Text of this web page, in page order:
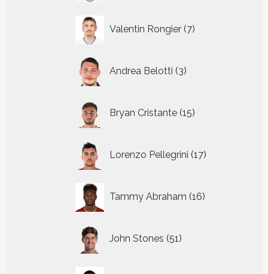
Valentin Rongier 7
producten
Andrea Belotti 3
producten
Bryan Cristante 15
producten
Lorenzo Pellegrini 17
producten
Tammy Abraham 16
producten
John Stones 51
producten